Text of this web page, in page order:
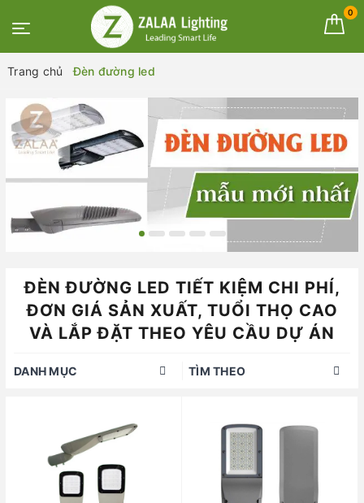
0
Trang chủ Đèn đường led
ĐÈN ĐƯỜNG LED TIẾT KIỆM CHI PHÍ,
ĐƠN GIÁ SẢN XUẤT, TUỔI THỌ CAO
VÀ LẮP ĐẶT THEO YÊU CẦU DỰ ÁN
DANH MỤC TÌM THEO